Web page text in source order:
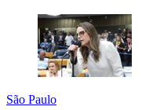
São Paulo